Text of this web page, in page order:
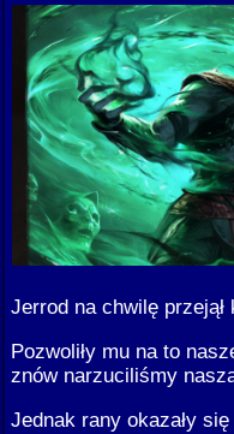
Jerrod na chwilę przejął
Pozwoliły mu na to
znów narzuciliśmy
Jednak rany okazały